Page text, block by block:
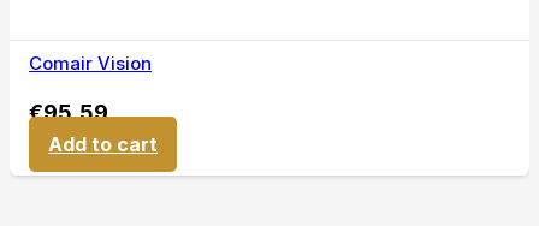
Comair Vision
€95,59
Add to cart